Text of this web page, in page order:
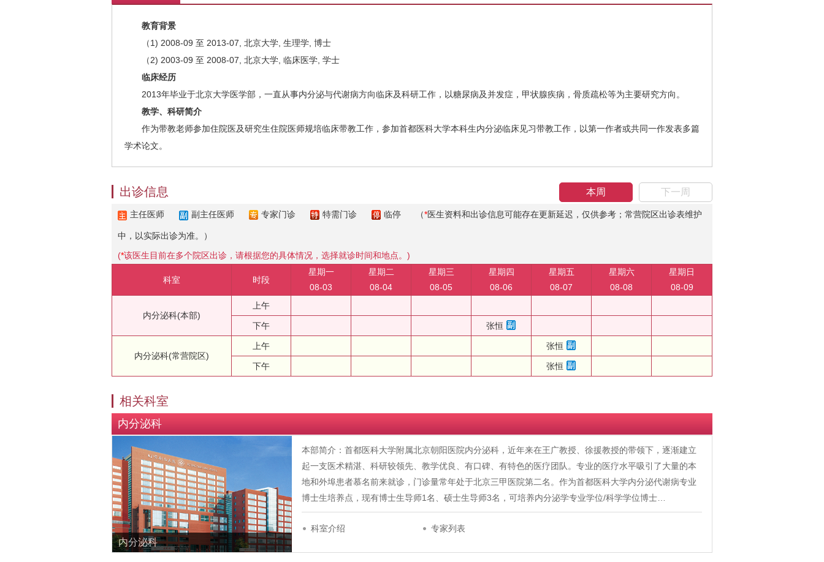
教育背景
（1) 2008-09 至 2013-07, 北京大学, 生理学, 博士
（2) 2003-09 至 2008-07, 北京大学, 临床医学, 学士
临床经历
2013年毕业于北京大学医学部，一直从事内分泌与代谢病方向临床及科研工作，以糖尿病及并发症，甲状腺疾病，骨质疏松等为主要研究方向。
教学、科研简介
作为带教老师参加住院医及研究生住院医师规培临床带教工作，参加首都医科大学本科生内分泌临床见习带教工作，以第一作者或共同一作发表多篇
学术论文。
本周 下一周
出诊信息
主任医师 副主任医师 专家门诊 特需门诊 临停 （*医生资料和出诊信息可能存在更新延迟，仅供参考；常营院区出诊表维护
中，以实际出诊为准。）
(*该医生目前在多个院区出诊，请根据您的具体情况，选择就诊时间和地点。)
科室 时段
星期一
08-03
星期二
08-04
星期三
08-05
星期四
08-06
星期五
08-07
星期六
08-08
星期日
08-09
内分泌科(本部)
上午
下午 张恒
内分泌科(常营院区)
上午 张恒
下午 张恒
相关科室
内分泌科
内分泌科
本部简介：首都医科大学附属北京朝阳医院内分泌科，近年来在王广教授、徐援教授的带领下，逐渐建立
起一支医术精湛、科研较领先、教学优良、有口碑、有特色的医疗团队。专业的医疗水平吸引了大量的本
地和外埠患者慕名前来就诊，门诊量常年处于北京三甲医院第二名。作为首都医科大学内分泌代谢病专业
博士生培养点，现有博士生导师1名、硕士生导师3名，可培养内分泌学专业学位/科学学位博士…
科室介绍 专家列表